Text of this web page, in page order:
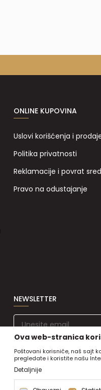
ONLINE KUPOVINA
Uslovi korišćenja i
Politika privatnosti
Reklamacije i povrat
Pravo na odustajanje
NEWSLETTER
Ova web-stranica
Poštovani korisniče, naš sajt
pregledate i koristite našu
Detaljnije